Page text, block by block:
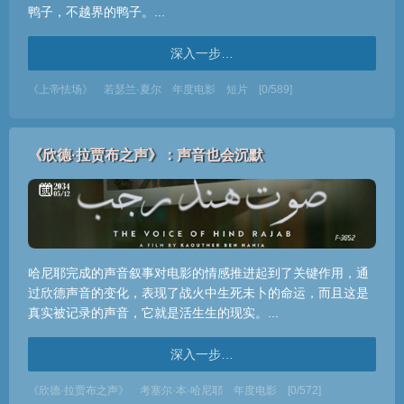
鸭子，不越界的鸭子。...
深入一步…
《上帝怯场》 若瑟兰·夏尔 年度电影 短片 [0/589]
《欣德·拉贾布之声》：声音也会沉默
哈尼耶完成的声音叙事对电影的情感推进起到了关键作用，通
过欣德声音的变化，表现了战火中生死未卜的命运，而且这是
真实被记录的声音，它就是活生生的现实。...
深入一步…
《欣德·拉贾布之声》 考塞尔·本·哈尼耶 年度电影 [0/572]